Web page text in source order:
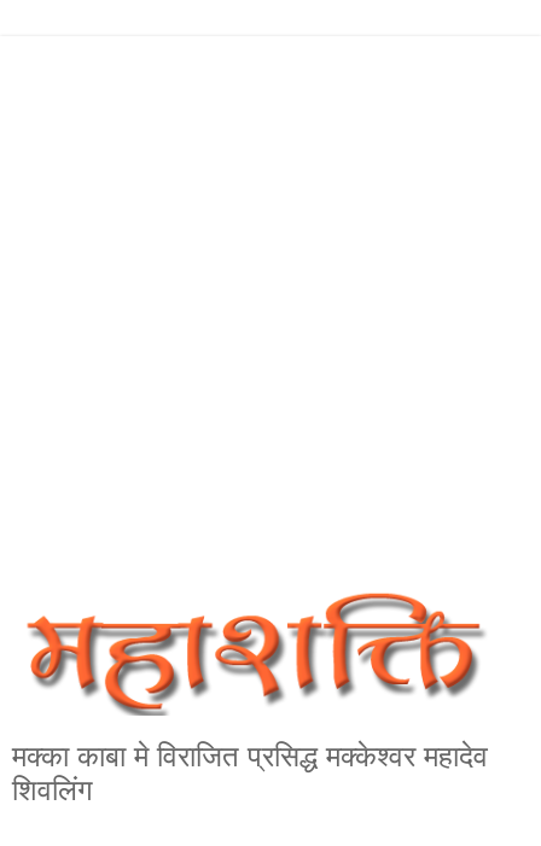
मक्का काबा मे विराजित प्रसिद्ध मक्‍केश्‍वर महादेव
शिवलिंग